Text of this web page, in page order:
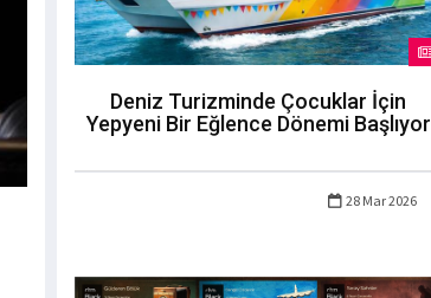
Deniz Turizminde Çocuklar İçin
Yepyeni Bir Eğlence Dönemi Başlıyor
28 Mar 2026